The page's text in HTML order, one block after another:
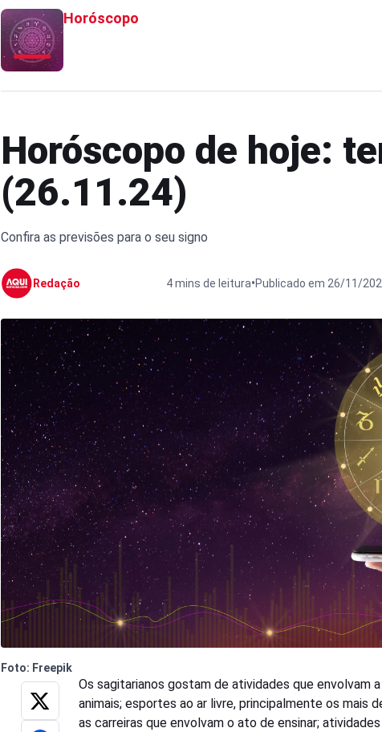
Horóscopo
Horóscopo de hoje:
(26.11.24)
Confira as previsões para o seu signo
Redação 4 mins de leitura•Publicado em 26/11/
Foto: Freepik
Os sagitarianos gostam de atividades que envolvam
animais; esportes ao ar livre, principalmente os mais
as carreiras que envolvam o ato de ensinar;